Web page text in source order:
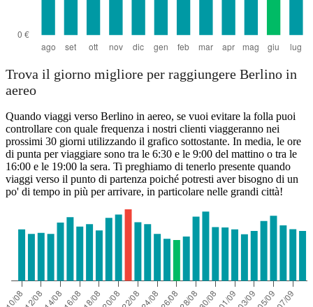
Trova il giorno migliore per raggiungere Berlino in
aereo
Quando viaggi verso Berlino in aereo, se vuoi evitare la folla puoi
controllare con quale frequenza i nostri clienti viaggeranno nei
prossimi 30 giorni utilizzando il grafico sottostante. In media, le ore
di punta per viaggiare sono tra le 6:30 e le 9:00 del mattino o tra le
16:00 e le 19:00 la sera. Ti preghiamo di tenerlo presente quando
viaggi verso il punto di partenza poiché potresti aver bisogno di un
po' di tempo in più per arrivare, in particolare nelle grandi città!